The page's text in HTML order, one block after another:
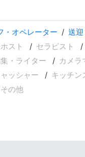
・オペレーター 送
スト セラピスト
・ライター カメラ
ッシャー キッチン
その他